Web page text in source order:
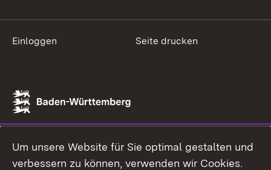
Einloggen Seite drucken
Um unsere Website für Sie optimal gestalten und
verbessern zu können, verwenden wir Cookies.